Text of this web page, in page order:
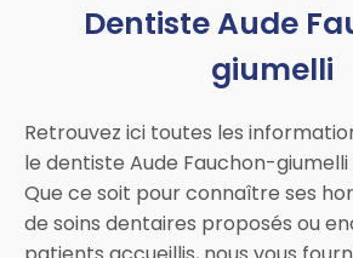
Dentiste Aude
giumelli
Retrouvez ici toutes les
le dentiste Aude Fauchon-giumelli
Que ce soit pour connaître ses
de soins dentaires proposés ou